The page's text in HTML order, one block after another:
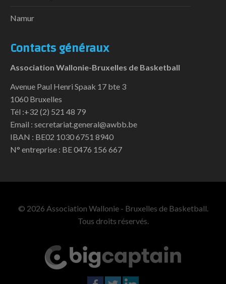
Namur
Contacts généraux
Association Wallonie-Bruxelles de Basketball
Avenue Paul Henri Spaak 17 bte 3
1060 Bruxelles
Tél :+32 (2) 521 48 79
Email : secretariat.general@awbb.be
IBAN : BE02 1030 6751 8940
N° entreprise : BE 0476 156 667
© 2026 Association Wallonie - Bruxelles de Basketball.
Tous droits réservés.